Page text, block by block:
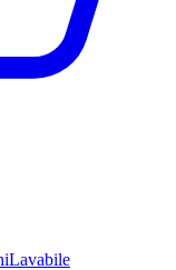
Lavabile